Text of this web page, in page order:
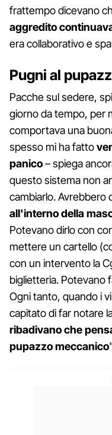
frattempo dicevano
aggredito
era collaborativo e
Pugni al
Pacche sul sedere,
giorno da tempo, per
comportava una
spesso mi ha fatto
panico– spiega
questo sistema non
cambiarlo. Avrebbero
all'interno della
Potevano dirlo con
mettere un cartello
con un intervento la
biglietteria. Potevano
Ogni tanto, quando i
capitato di far notare
ribadivano che
pupazzo meccanico